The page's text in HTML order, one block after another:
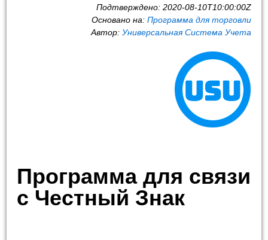
Подтверждено: 2020-08-10T10:00:00Z
Основано на: Программа для торговли
Автор: Универсальная Система Учета
Программа для связи
с Честный Знак